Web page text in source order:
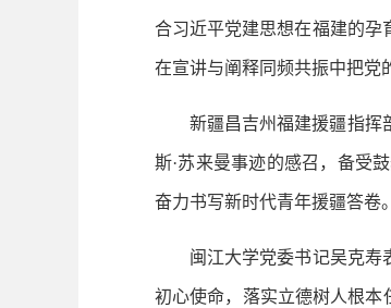
合习近平党建思想在福建的孕
在宣讲与阐释同频共振中把党
新疆昌吉州福建援疆指挥部
斯·苏来曼事迹的感召，备受
奋力书写新时代青年援疆答卷
闽江大学党委书记吴克寿表
初心使命，落实立德树人根本